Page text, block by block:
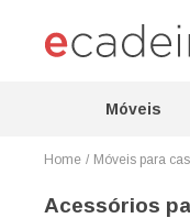
Móveis
Móveis para
Acessórios